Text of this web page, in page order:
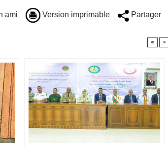
ami Version imprimable Partager
< >